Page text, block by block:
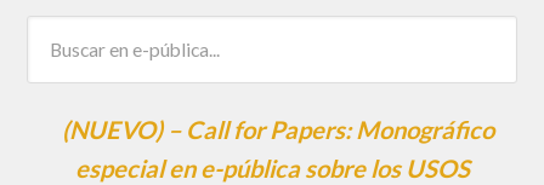
(NUEVO) – Call for Papers: Monográfico
especial en e-pública sobre los USOS